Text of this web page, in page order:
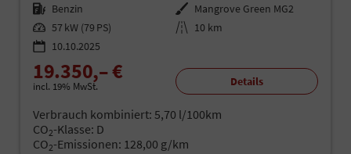
Kraftstoff Benzin Außenfarbe Mangrove Green MG2
Leistung 57 kW (79 PS) Kilometerstand 10 km
10.10.2025
19.350,– €
incl. 19% MwSt. Details
Verbrauch kombiniert: 5,70 l/100km
CO2-Klasse: D
CO2-Emissionen: 128,00 g/km